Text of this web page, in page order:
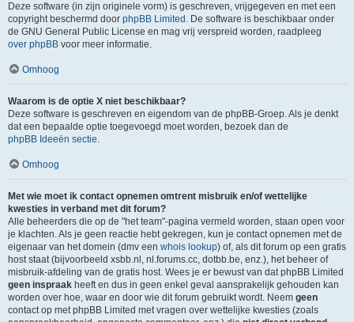
Deze software (in zijn originele vorm) is geschreven, vrijgegeven en met een
copyright beschermd door phpBB Limited . De software is beschikbaar onder
de GNU General Public License en mag vrij verspreid worden, raadpleeg
over phpBB voor meer informatie.
Omhoog
Waarom is de optie X niet beschikbaar?
Deze software is geschreven en eigendom van de phpBB-Groep. Als je denkt
dat een bepaalde optie toegevoegd moet worden, bezoek dan de
phpBB Ideeën sectie.
Omhoog
Met wie moet ik contact opnemen omtrent misbruik en/of wettelijke
kwesties in verband met dit forum?
Alle beheerders die op de "het team"-pagina vermeld worden, staan open voor
je klachten. Als je geen reactie hebt gekregen, kun je contact opnemen met de
eigenaar van het domein (dmv een whois lookup) of, als dit forum op een gratis
host staat (bijvoorbeeld xsbb.nl, nl.forums.cc, dotbb.be, enz.), het beheer of
misbruik-afdeling van de gratis host. Wees je er bewust van dat phpBB Limited
geen inspraak heeft en dus in geen enkel geval aansprakelijk gehouden kan
worden over hoe, waar en door wie dit forum gebruikt wordt. Neem geen
contact op met phpBB Limited met vragen over wettelijke kwesties (zoals